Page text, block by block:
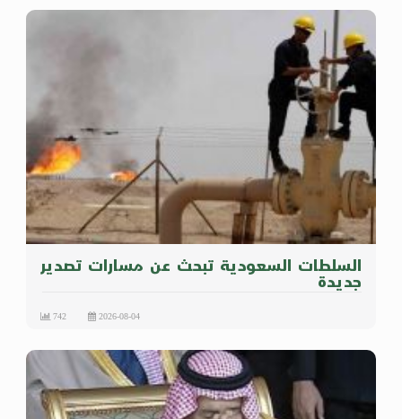
السلطات السعودية تبحث عن مسارات تصدير
جديدة
2026-08-04
742